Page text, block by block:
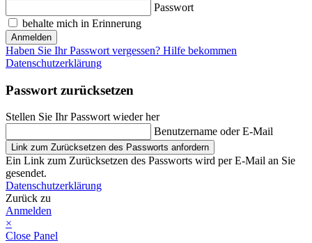
Passwort
behalte mich in Erinnerung
Anmelden
Haben Sie Ihr Passwort vergessen? Hilfe bekommen
Datenschutzerklärung
Passwort zurücksetzen
Stellen Sie Ihr Passwort wieder her
Benutzername oder E-Mail
Link zum Zurücksetzen des Passworts anfordern
Ein Link zum Zurücksetzen des Passworts wird per E-Mail an Sie
gesendet.
Datenschutzerklärung
Zurück zu
Anmelden
×
Close Panel